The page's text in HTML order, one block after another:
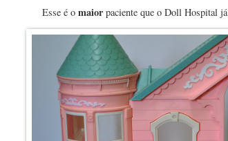
Esse é o maiorpaciente que o Doll Hospital já